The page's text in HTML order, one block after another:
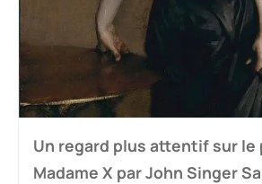
Un regard plus attentif sur
Madame X par John Singer